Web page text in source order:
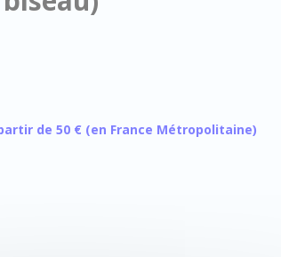
de 50 € (en France Métropolitaine)